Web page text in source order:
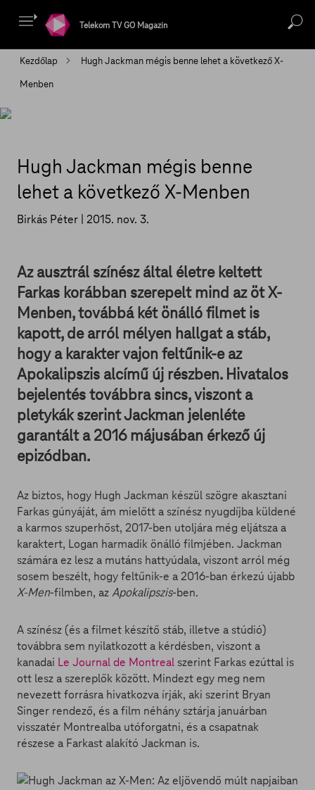
Telekom TV GO Magazin
Kezdőlap
Hugh Jackman mégis benne lehet a következő X-
Menben
Hugh Jackman mégis benne
lehet a következő X-Menben
Birkás Péter | 2015. nov. 3.
Az ausztrál színész által életre keltett
Farkas korábban szerepelt mind az öt X-
Menben, továbbá két önálló filmet is
kapott, de arról mélyen hallgat a stáb,
hogy a karakter vajon feltűnik-e az
Apokalipszis alcímű új részben. Hivatalos
bejelentés továbbra sincs, viszont a
pletykák szerint Jackman jelenléte
garantált a 2016 májusában érkező új
epizódban.
Az biztos, hogy Hugh Jackman készül szögre akasztani
Farkas gúnyáját, ám mielőtt a színész nyugdíjba küldené
a karmos szuperhőst, 2017-ben utoljára még eljátsza a
karaktert, Logan harmadik önálló filmjében. Jackman
számára ez lesz a mutáns hattyúdala, viszont arról még
sosem beszélt, hogy feltűnik-e a 2016-ban érkezú újabb
X-Men-filmben, azApokalipszis-ben.
A színész (és a filmet készítő stáb, illetve a stúdió)
továbbra sem nyilatkozott a kérdésben, viszont a
kanadai Le Journal de Montreal szerint Farkas ezúttal is
ott lesz a szereplők között. Mindezt egy meg nem
nevezett forrásra hivatkozva írják, aki szerint Bryan
Singer rendező, és a film néhány sztárja januárban
visszatér Montrealba utóforgatni, és a csapatnak
részese a Farkast alakító Jackman is.